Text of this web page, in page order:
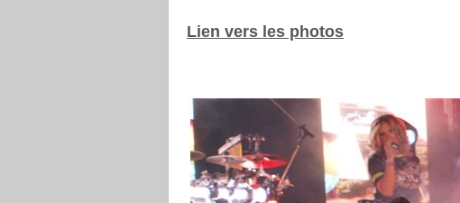
Lien vers les photos